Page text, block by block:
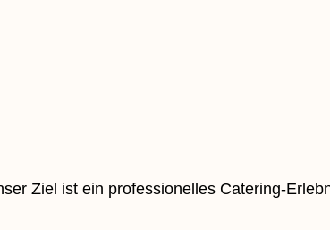
Ziel ist ein professionelles Catering-